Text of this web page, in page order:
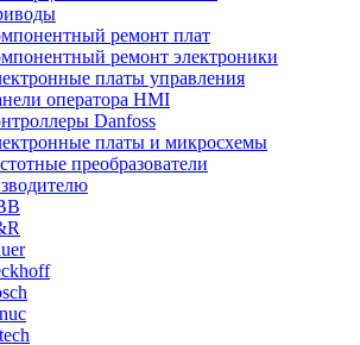
ремонт плат
ремонт электроники
платы управления
оператора HMI
Danfoss
платы и микросхемы
преобразователи